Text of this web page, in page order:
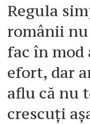
Regula
românii nu
fac în mod
efort, dar
aflu că nu
crescuți